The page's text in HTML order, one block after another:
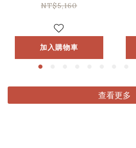
NT$5,160
加入購物車
查看更多